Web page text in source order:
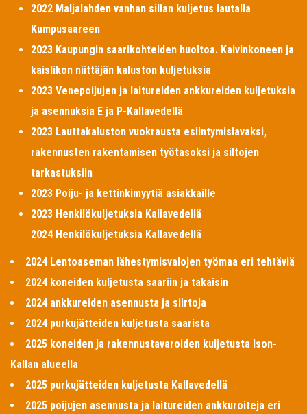
2022 Maljalahden vanhan sillan kuljetus lautalla
Kumpusaareen
2023 Kaupungin saarikohteiden huoltoa. Kaivinkoneen ja
kaislikon niittäjän kaluston kuljetuksia
2023 Venepoijujen ja laitureiden ankkureiden kuljetuksia
ja asennuksia E ja P-Kallavedellä
2023 Lauttakaluston vuokrausta esiintymislavaksi,
rakennusten rakentamisen työtasoksi ja siltojen
tarkastuksiin
2023 Poiju- ja kettinkimyytiä asiakkaille
2023 Henkilökuljetuksia Kallavedellä
2024 Henkilökuljetuksia Kallavedellä
2024 Lentoaseman lähestymisvalojen työmaa eri tehtäviä
2024 koneiden kuljetusta saariin ja takaisin
2024 ankkureiden asennusta ja siirtoja
2024 purkujätteiden kuljetusta saarista
2025 koneiden ja rakennustavaroiden kuljetusta Ison-
Kallan alueella
2025 purkujätteiden kuljetusta Kallavedellä
2025 poijujen asennusta ja laitureiden ankkuroiteja eri